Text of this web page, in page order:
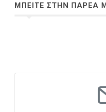
ΜΠΕΙΤΕ ΣΤΗΝ ΠΑΡΕΑ